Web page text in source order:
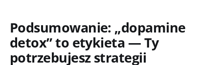
Podsumowanie: „dopamine
detox” to etykieta — Ty
potrzebujesz strategii